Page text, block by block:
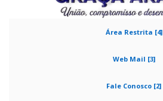
Área Restrita [4]
Web Mail [3]
Fale Conosco [2]